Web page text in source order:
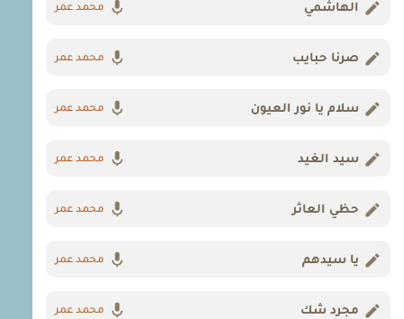
الهاشمي محمد عمر
صرنا حبايب محمد عمر
سلام يا نور العيون محمد عمر
سيد الغيد محمد عمر
حظي العاثر محمد عمر
يا سيدهم محمد عمر
مجرد شك محمد عمر